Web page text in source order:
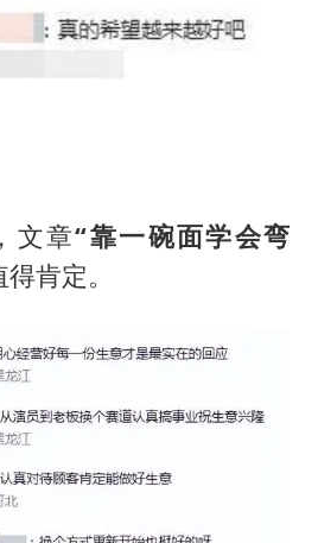
文章“靠一碗面学会弯
肯定。